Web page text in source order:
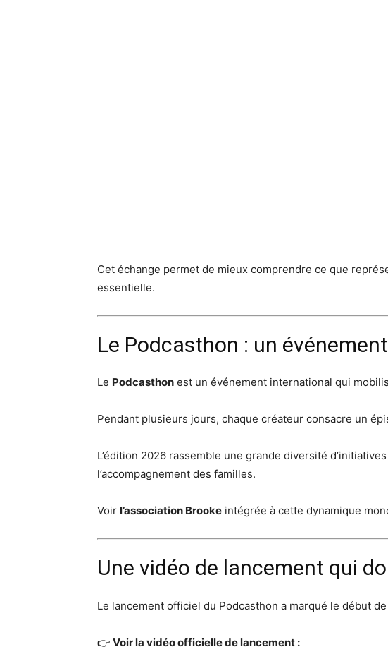
Cet échange permet de mieux comprendre ce que
essentielle.
Le Podcasthon : un
Le Podcasthon est un événement international qui
Pendant plusieurs jours, chaque créateur consacre un
L’édition 2026 rassemble une grande diversité
l’accompagnement des familles.
Voir l’association Brooke intégrée à cette dynamique
Une vidéo de lancement qui
Le lancement officiel du Podcasthon a marqué le début
👉 Voir la vidéo officielle de lancement :